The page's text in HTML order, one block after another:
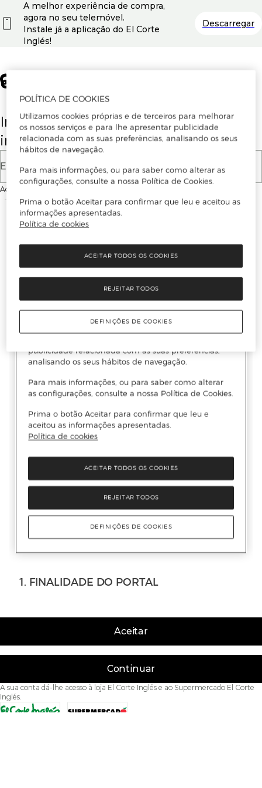
Insira o seu email para se registar ou
iniciar sessão.
E-mail
Ao continuar, aceitas as
Aceitar
Continuar
A sua conta dá-lhe acesso à loja El Corte Inglés e ao Supermercado El Corte
Inglés.
A melhor experiência de compra,
agora no seu telemóvel.
Instale já a aplicação do El Corte
Inglés!
Descarregar
POLÍTICA DE COOKIES
Utilizamos cookies próprias e de terceiros para melhorar
os nossos serviços e para lhe apresentar publicidade
relacionada com as suas preferências, analisando os seus
hábitos de navegação.
Para mais informações, ou para saber como alterar as
configurações, consulte a nossa Política de Cookies.
Prima o botão Aceitar para confirmar que leu e aceitou as
informações apresentadas.
Política de cookies
REJEITAR TODOS
ACEITAR TODOS OS COOKIES
DEFINIÇÕES DE COOKIES